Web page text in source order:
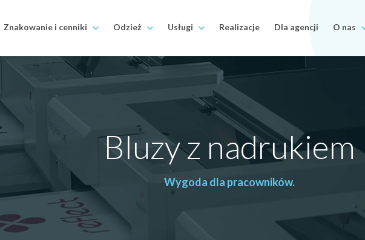
Znakowanie i cenniki Odzież Usługi Realizacje Dla agencji O nas
Bluzy z nadrukiem
Wygoda dla pracowników.